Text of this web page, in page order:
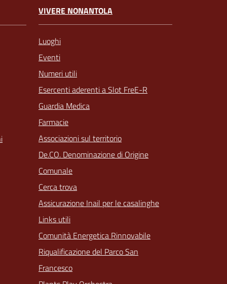
VIVERE NONANTOLA
Luoghi
Eventi
Numeri utili
Esercenti aderenti a Slot FreE-R
Guardia Medica
Farmacie
Associazioni sul territorio
De.CO. Denominazione di Origine
Comunale
Cerca trova
Assicurazione Inail per le casalinghe
Links utili
Comunità Energetica Rinnovabile
Riqualificazione del Parco San
Francesco